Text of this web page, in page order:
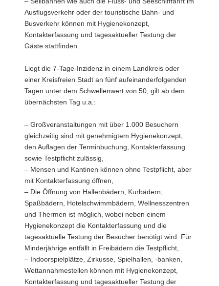
Ausflugsverkehr oder der touristische Bahn- und
Busverkehr können mit Hygienekonzept,
Kontakterfassung und tagesaktueller Testung der
Gäste stattfinden.
Liegt die 7-Tage-Inzidenz in einem Landkreis oder
einer Kreisfreien Stadt an fünf aufeinanderfolgenden
Tagen unter dem Schwellenwert von 50, gilt ab dem
übernächsten Tag u.a.:
– Großveranstaltungen mit über 1.000 Besuchern
gleichzeitig sind mit genehmigtem Hygienekonzept,
den Auflagen der Terminbuchung, Kontakterfassung
sowie Testpflicht zulässig,
– Mensen und Kantinen können ohne Testpflicht, aber
mit Kontakterfassung öffnen,
– Die Öffnung von Hallenbädern, Kurbädern,
Spaßbädern, Hotelschwimmbädern, Wellnesszentren
und Thermen ist möglich, wobei neben einem
Hygienekonzept die Kontakterfassung und die
tagesaktuelle Testung der Besucher benötigt wird. Für
Minderjährige entfällt in Freibädern die Testpflicht,
– Indoorspielplätze, Zirkusse, Spielhallen, -banken,
Wettannahmestellen können mit Hygienekonzept,
Kontakterfassung und tagesaktueller Testung der